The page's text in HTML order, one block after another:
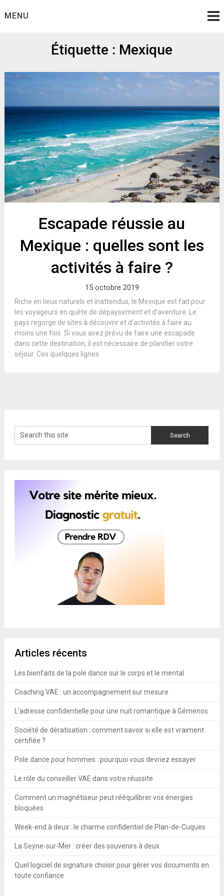
toMENU
Étiquette : Mexique
Escapade réussie au
Mexique : quelles sont les
activités à faire ?
15 octobre 2019
Riche en lieux naturels et inattendus, le Mexique est fait pour
les voyageurs en quête de dépaysement et d’aventure. Le
pays regorge de sites à découvrir et d’activités à faire au
moins une fois. Si vous avez prévu de faire une escapade
dans cette destination, il est nécessaire de planifier votre
séjour. Ces quelques lignes
Articles récents
Les bienfaits de la pole dance sur le corps et le mental
Coaching VAE : un accompagnement sur mesure
L’adresse confidentielle pour une nuit romantique à Gémenos
Société de dératisation : comment savoir si elle est vraiment
certifiée ?
Pole dance pour hommes : pourquoi vous devriez essayer
Le rôle du conseiller VAE dans votre réussite
Comment un magnétiseur peut rééquilibrer vos énergies
bloquées
Week-end à deux : le charme confidentiel de Plan-de-Cuques
La Seyne-sur-Mer : créer des souvenirs à deux
Quel logiciel de signature choisir pour gérer vos documents en
toute confiance